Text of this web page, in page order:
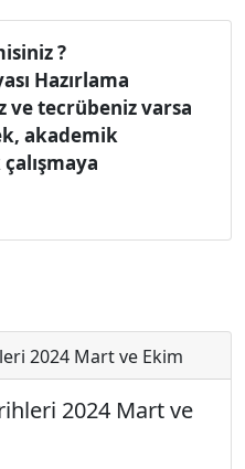
?
Hazırlama
tecrübeniz varsa
akademik
2024 Mart ve